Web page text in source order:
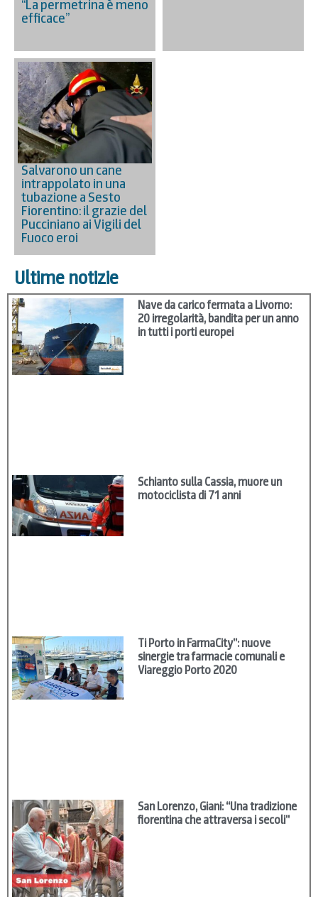
“La permetrina è meno
efficace”
Salvarono un cane
intrappolato in una
tubazione a Sesto
Fiorentino: il grazie del
Pucciniano ai Vigili del
Fuoco eroi
Ultime notizie
Nave da carico fermata a Livorno:
20 irregolarità, bandita per un anno
in tutti i porti europei
Schianto sulla Cassia, muore un
motociclista di 71 anni
Ti Porto in FarmaCity”: nuove
sinergie tra farmacie comunali e
Viareggio Porto 2020
San Lorenzo, Giani: “Una tradizione
fiorentina che attraversa i secoli”